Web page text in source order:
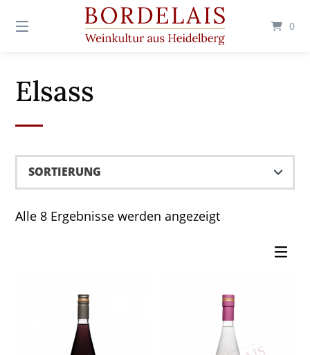
zum
0
Elsass
Alle 8 Ergebnisse werden angezeigt